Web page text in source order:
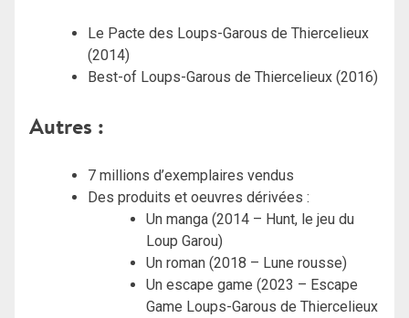
Le Pacte des Loups-Garous de Thiercelieux
(2014)
Best-of Loups-Garous de Thiercelieux (2016)
Autres :
7 millions d’exemplaires vendus
Des produits et oeuvres dérivées :
Un manga (2014 – Hunt, le jeu du
Loup Garou)
Un roman (2018 – Lune rousse)
Un escape game (2023 – Escape
Game Loups-Garous de Thiercelieux